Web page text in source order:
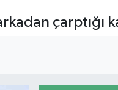
çarptığı